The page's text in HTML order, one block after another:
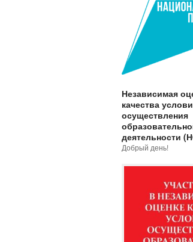
Независимая
качества
осуществления
деятельности
Добрый день!